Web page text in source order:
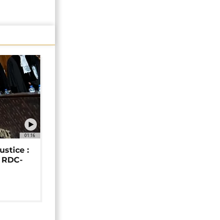
01:16
: